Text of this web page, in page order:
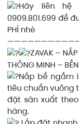
Hãy liên hệ
0909.801.699 để
PHÍ nhé
ZAVAK –
THÔNG MINH –
Nắp bể ngầm
tiêu chuẩn vuông
đặt sản xuất
hàng.